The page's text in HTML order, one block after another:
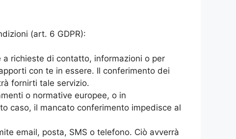
(art. 6 GDPR):
richieste di contatto, informazioni o per
con te in essere. Il conferimento dei
fornirti tale servizio.
o normative europee, o in
caso, il mancato conferimento impedisce al
email, posta, SMS o telefono. Ciò avverrà